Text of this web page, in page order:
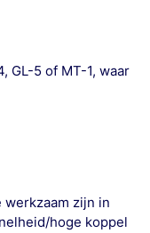
GL-5 of MT-1, waar
zijn in
hoge koppel